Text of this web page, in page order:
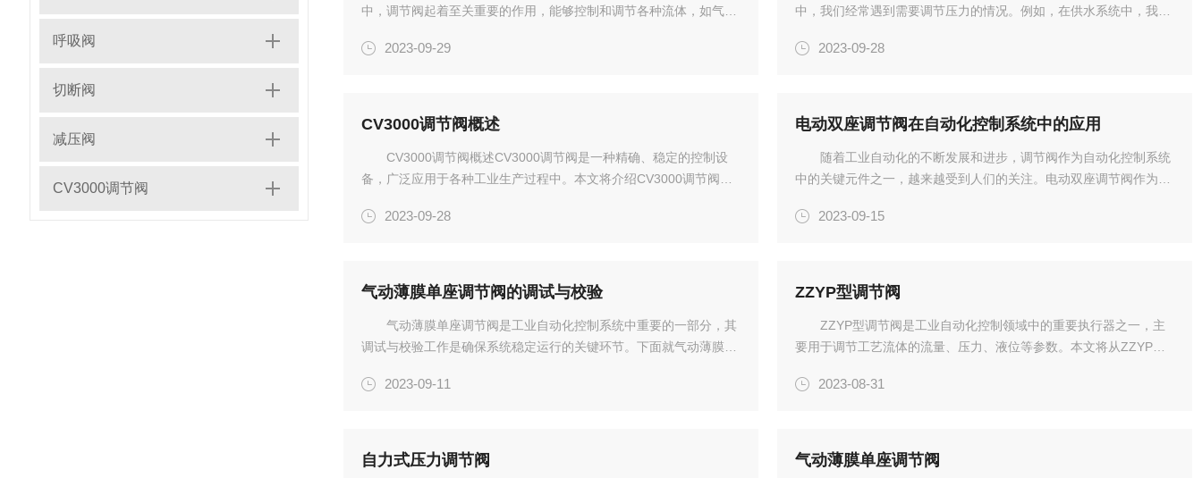
呼吸阀
切断阀
减压阀
CV3000调节阀
中，调节阀起着至关重要的作用，能够控制和调节各种流体，如气
调节阀的作用、结构、工作原理以及实际应用中可能出现的问题和解
2023-09-29
中，我们经常遇到需要调节压力的情况。例如，在供水系统中，我们
量和产量至关重要。为了实现这一目标，自力式压力调节阀应运而
2023-09-28
CV3000调节阀概述
CV3000调节阀概述CV3000调节阀是一种精确、稳定的控制设
备，广泛应用于各种工业生产过程中。本文将介绍CV3000调节阀的
应的建议。调节阀是一种用于控制流体流量的设备，在工业...
2023-09-28
电动双座调节阀在自动化控制系统中的应用
随着工业自动化的不断发展和进步，调节阀作为自动化控制系统
中的关键元件之一，越来越受到人们的关注。电动双座调节阀作为调
泛应用于自动化控制系统中。一、结构和工作原理电动双座调节阀主
2023-09-15
气动薄膜单座调节阀的调试与校验
气动薄膜单座调节阀是工业自动化控制系统中重要的一部分，其
调试与校验工作是确保系统稳定运行的关键环节。下面就气动薄膜单
行调试前，首先要进行全面检查。包括阀体、阀芯、阀座、弹簧等部
2023-09-11
ZZYP型调节阀
ZZYP型调节阀是工业自动化控制领域中的重要执行器之一，主
要用于调节工艺流体的流量、压力、液位等参数。本文将从ZZYP调
未来发展等方面进行详细介绍。阀杆是连接执行机构和阀瓣的传动
2023-08-31
自力式压力调节阀 气动薄膜单座调节阀